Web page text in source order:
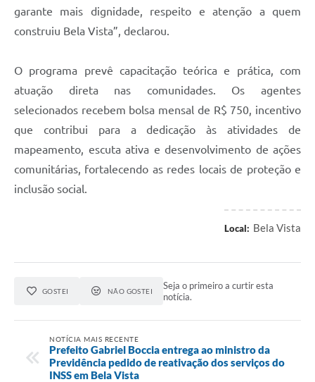
garante mais dignidade, respeito e atenção a quem
construiu Bela Vista”, declarou.
O programa prevê capacitação teórica e prática, com
atuação direta nas comunidades. Os agentes
selecionados recebem bolsa mensal de R$ 750, incentivo
que contribui para a dedicação às atividades de
mapeamento, escuta ativa e desenvolvimento de ações
comunitárias, fortalecendo as redes locais de proteção e
inclusão social.
Local: Bela Vista
GOSTEI NÃO GOSTEI
Seja o primeiro a curtir esta
notícia.
NOTÍCIA MAIS RECENTE
Prefeito Gabriel Boccia entrega ao ministro da
Previdência pedido de reativação dos serviços do
INSS em Bela Vista